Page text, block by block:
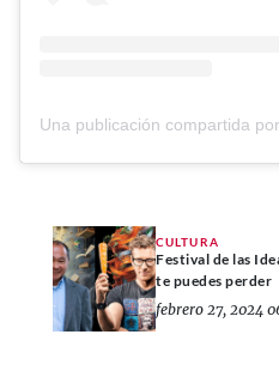
CULTURA
Festival de las
te puedes perder
febrero 27, 2024